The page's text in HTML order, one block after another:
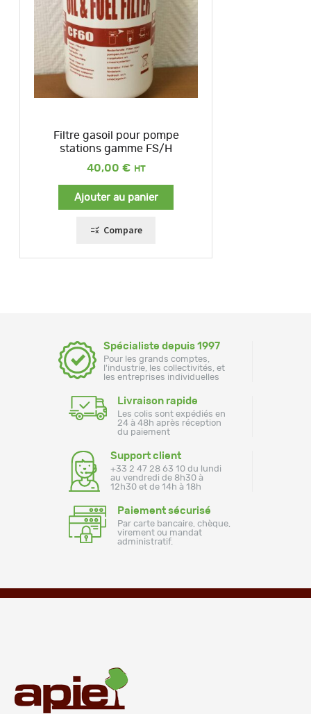
Filtre gasoil pour pompe
stations gamme FS/H
40,00 €
Ajouter au panier
Compare
Spécialiste depuis 1997
Pour les grands comptes,
l'industrie, les collectivités, et
les entreprises individuelles
Livraison rapide
Les colis sont expédiés en
24 à 48h après réception
du paiement
Support client
+33 2 47 28 63 10 du lundi
au vendredi de 8h30 à
12h30 et de 14h à 18h
Paiement sécurisé
Par carte bancaire, chèque,
virement ou mandat
administratif.